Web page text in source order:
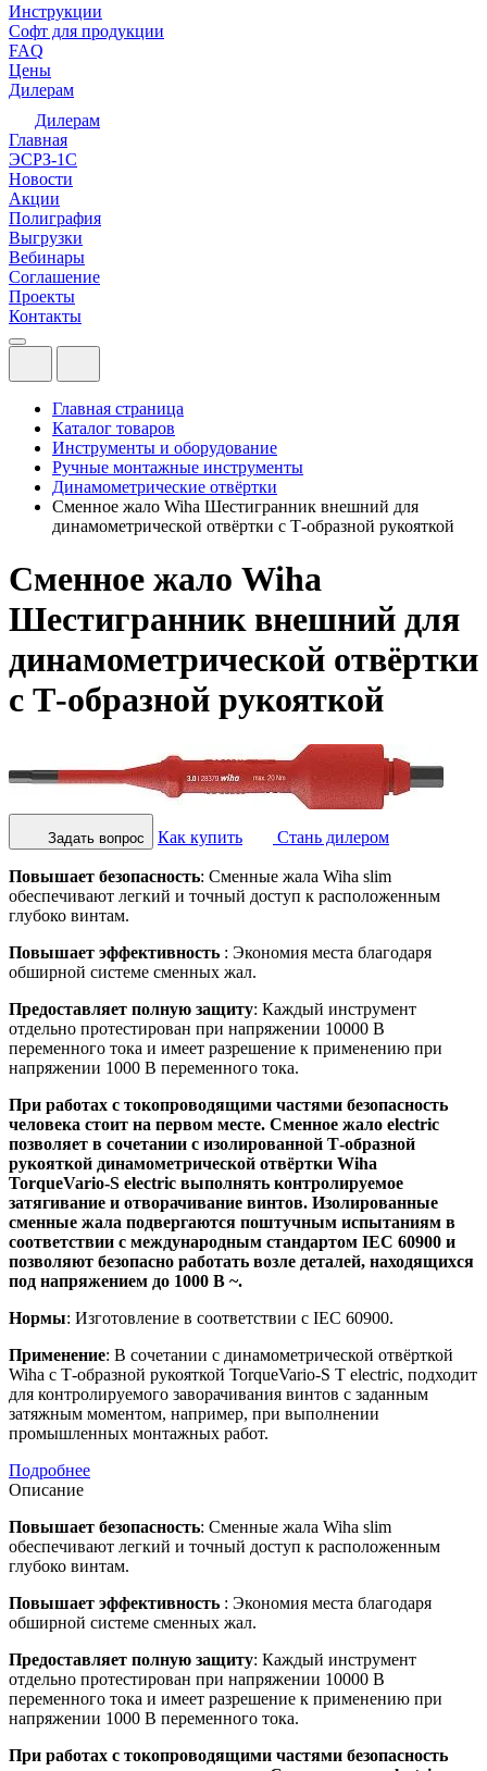
Инструкции
Софт для продукции
FAQ
Цены
Дилерам
Дилерам
Главная
ЭСРЗ-1С
Новости
Акции
Полиграфия
Выгрузки
Вебинары
Соглашение
Проекты
Контакты
Главная страница
Каталог товаров
Инструменты и оборудование
Ручные монтажные инструменты
Динамометрические отвёртки
Сменное жало Wiha Шестигранник внешний для
динамометрической отвёртки с Т-образной рукояткой
Сменное жало Wiha
Шестигранник внешний для
динамометрической отвёртки
с Т-образной рукояткой
Задать вопрос Как купить Стань дилером
Повышает безопасность: Сменные жала Wiha slim
обеспечивают легкий и точный доступ к расположенным
глубоко винтам.
Повышает эффективность : Экономия места благодаря
обширной системе сменных жал.
Предоставляет полную защиту: Каждый инструмент
отдельно протестирован при напряжении 10000 В
переменного тока и имеет разрешение к применению при
напряжении 1000 В переменного тока.
При работах с токопроводящими частями безопасность
человека стоит на первом месте. Сменное жало electric
позволяет в сочетании с изолированной Т-образной
рукояткой динамометрической отвёртки Wiha
TorqueVario-S electric выполнять контролируемое
затягивание и отворачивание винтов. Изолированные
сменные жала подвергаются поштучным испытаниям в
соответствии с международным стандартом IEC 60900 и
позволяют безопасно работать возле деталей, находящихся
под напряжением до 1000 В ~.
Нормы: Изготовление в соответствии с IEC 60900.
Применение: В сочетании с динамометрической отвёрткой
Wiha с Т-образной рукояткой TorqueVario-S T electric, подходит
для контролируемого заворачивания винтов с заданным
затяжным моментом, например, при выполнении
промышленных монтажных работ.
Подробнее
Описание
Повышает безопасность: Сменные жала Wiha slim
обеспечивают легкий и точный доступ к расположенным
глубоко винтам.
Повышает эффективность : Экономия места благодаря
обширной системе сменных жал.
Предоставляет полную защиту: Каждый инструмент
отдельно протестирован при напряжении 10000 В
переменного тока и имеет разрешение к применению при
напряжении 1000 В переменного тока.
При работах с токопроводящими частями безопасность